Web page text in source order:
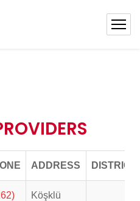
ADDRESS DISTRICT
Köşklü